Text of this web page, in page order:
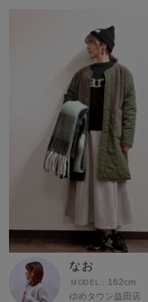
なお
ゆめタウン益田店
162cm